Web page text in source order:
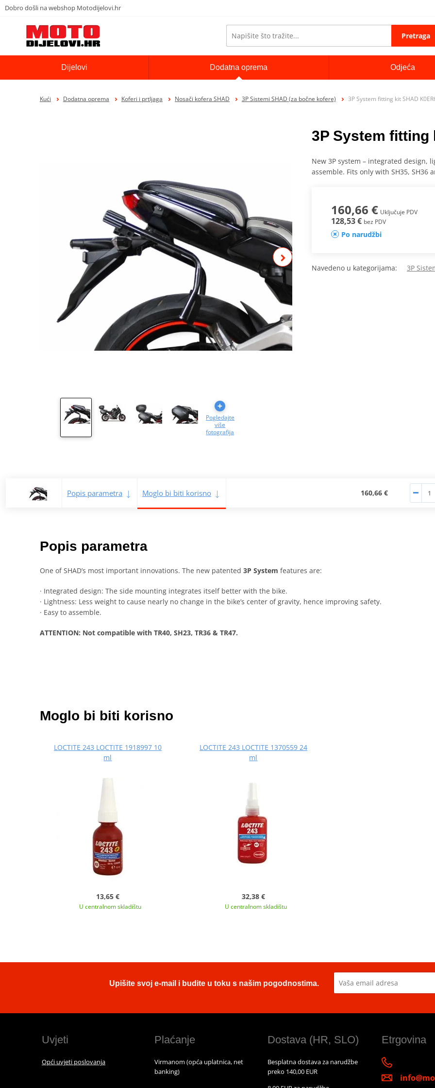
Dobro došli na webshop Motodijelovi.hr
Pretraga
Dijelovi Dodatna oprema Odjeća
Kući Dodatna oprema Koferi i prtljaga Nosači kofera SHAD 3P Sistemi SHAD (za bočne kofere) 3P System fitting kit SHAD
Pogledajte
više
fotografija
3P System fitting
New 3P system – integrated design,
assemble. Fits only with SH35, SH36
160,66 € Uključuje PDV
128,53 € bez PDV
Po narudžbi
Navedeno u kategorijama: 3P
Popis parametra Moglo bi biti korisno 160,66 €
Popis parametra
One of SHAD’s most important innovations. The new patented 3P System features are:
· Integrated design: The side mounting integrates itself better with the bike.
· Lightness: Less weight to cause nearly no change in the bike’s center of gravity, hence improving safety.
· Easy to assemble.
ATTENTION: Not compatible with TR40, SH23, TR36 & TR47.
Moglo bi biti korisno
LOCTITE 243 LOCTITE 1918997 10
ml
13,65 €
U centralnom skladištu
LOCTITE 243 LOCTITE 1370559 24
ml
32,38 €
U centralnom skladištu
Upišite svoj e-mail i budite u toku s našim pogodnostima.
Uvjeti
Opći uvjeti poslovanja
Plaćanje
Virmanom (opća uplatnica, net
banking)
Dostava (HR, SLO)
Besplatna dostava za narudžbe
preko 140,00 EUR
Etrgovina